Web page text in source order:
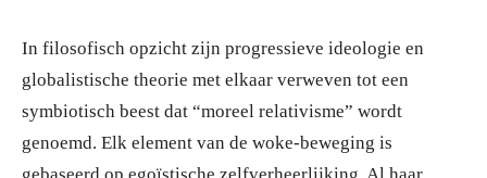
In filosofisch opzicht zijn progressieve ideologie en
globalistische theorie met elkaar verweven tot een
symbiotisch beest dat “moreel relativisme” wordt
genoemd. Elk element van de woke-beweging is